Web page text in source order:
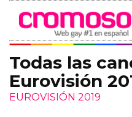
Todas las
Eurovisión
EUROVISIÓN 2019